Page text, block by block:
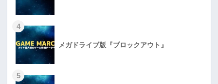
4
メガドライブ版『ブロックアウト』
5